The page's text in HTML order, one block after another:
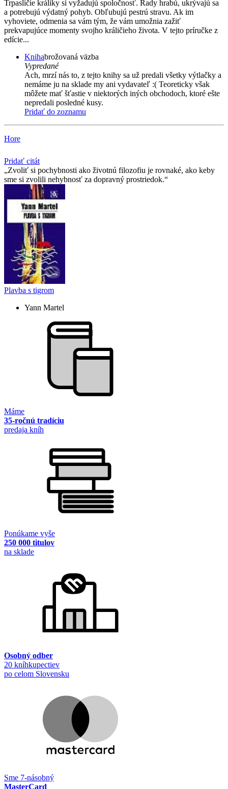
Trpasličie králiky si vyžadujú spoločnosť. Rady hrabú, ukrývajú sa
a potrebujú výdatný pohyb. Obľubujú pestrú stravu. Ak im
vyhoviete, odmenia sa vám tým, že vám umožnia zažiť
prekvapujúce momenty svojho králičieho života. V tejto príručke z
edície...
Knihabrožovaná väzba
Vypredané
Ach, mrzí nás to, z tejto knihy sa už predali všetky výtlačky a
nemáme ju na sklade my ani vydavateľ :( Teoreticky však
môžete mať šťastie v niektorých iných obchodoch, ktoré ešte
nepredali posledné kusy.
Pridať do zoznamu
Hore
Pridať citát
Zvoliť si pochybnosti ako životnú filozofiu je rovnaké, ako keby
sme si zvolili nehybnosť za dopravný prostriedok.
Plavba s tigrom
Yann Martel
Máme
35-ročnú tradíciu
predaja kníh
Ponúkame vyše
250 000 titulov
na sklade
Osobný odber
20 kníhkupectiev
po celom Slovensku
Sme 7-násobný
MasterCard